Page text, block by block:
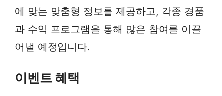
에 맞는 맞춤형 정보를 제공하고, 각종 경품
과 수익 프로그램을 통해 많은 참여를 이끌
어낼 예정입니다.
이벤트 혜택